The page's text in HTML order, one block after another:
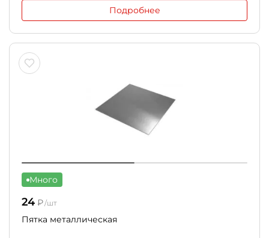
Подробнее
Много
24 ₽/шт
Пятка металлическая